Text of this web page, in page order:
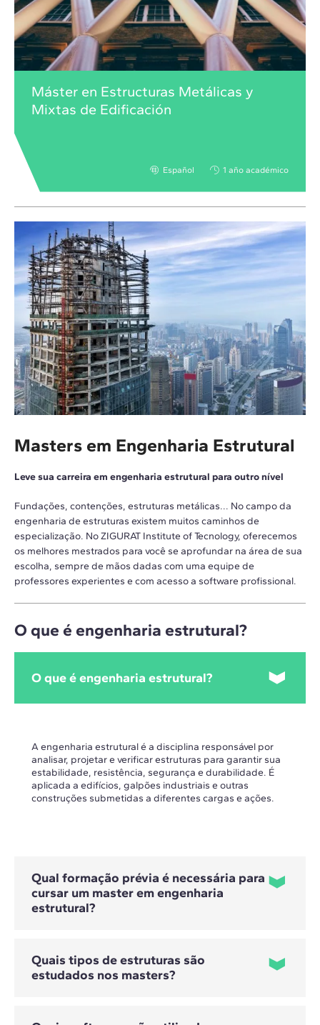
Máster en Estructuras Metálicas y
Mixtas de Edificación
Español 1 año académico
Masters em Engenharia Estrutural
Leve sua carreira em engenharia estrutural para outro nível
Fundações, contenções, estruturas metálicas... No campo da
engenharia de estruturas existem muitos caminhos de
especialização. No ZIGURAT Institute of Tecnology, oferecemos
os melhores mestrados para você se aprofundar na área de sua
escolha, sempre de mãos dadas com uma equipe de
professores experientes e com acesso a software profissional.
O que é engenharia estrutural?
O que é engenharia estrutural?
A engenharia estrutural é a disciplina responsável por
analisar, projetar e verificar estruturas para garantir sua
estabilidade, resistência, segurança e durabilidade. É
aplicada a edifícios, galpões industriais e outras
construções submetidas a diferentes cargas e ações.
Qual formação prévia é necessária para
cursar um master em engenharia
estrutural?
Para cursar esses programas, é necessário ter formação
Quais tipos de estruturas são
estudados nos masters?